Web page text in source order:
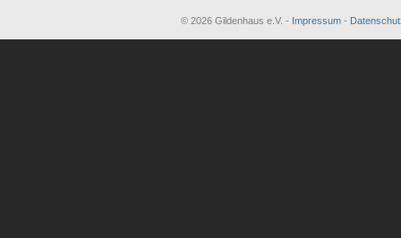
© 2026 Gildenhaus e.V. - Impressum -